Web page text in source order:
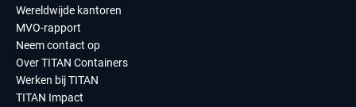
Wereldwijde kantoren
MVO-rapport
Neem contact op
Over TITAN Containers
Werken bij TITAN
TITAN Impact